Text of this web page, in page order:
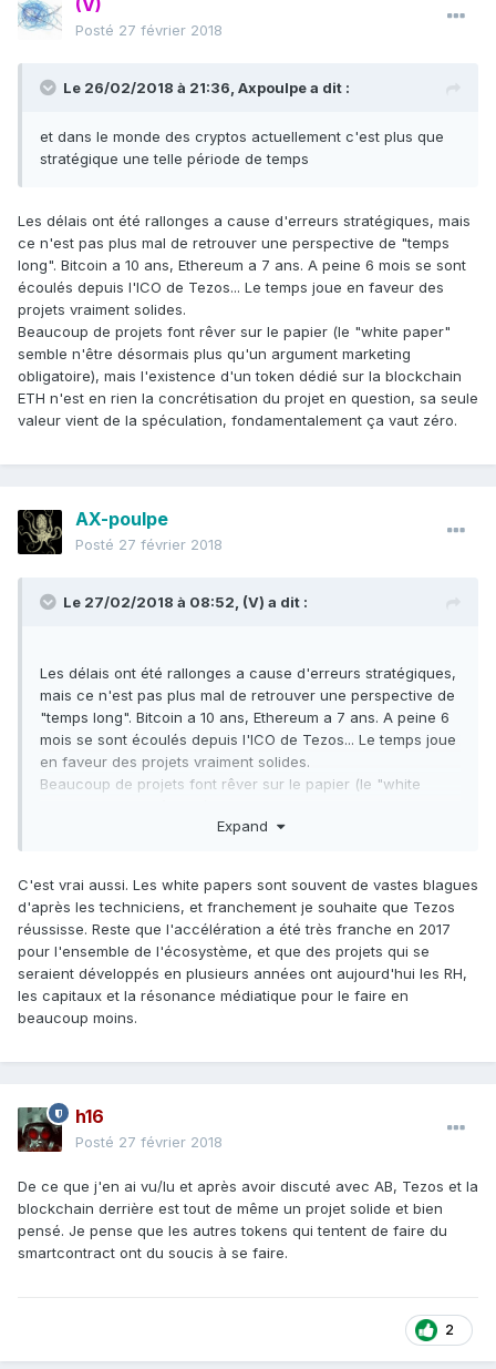
(V)
Posté 27 février 2018
Le 26/02/2018 à 21:36, Axpoulpea dit :
et dans le monde des cryptos actuellement c'est plus que
stratégique une telle période de temps
Les délais ont été rallonges a cause d'erreurs stratégiques, mais
ce n'est pas plus mal de retrouver une perspective de "temps
long". Bitcoin a 10 ans, Ethereum a 7 ans. A peine 6 mois se sont
écoulés depuis l'ICO de Tezos... Le temps joue en faveur des
projets vraiment solides.
Beaucoup de projets font rêver sur le papier (le "white paper"
semble n'être désormais plus qu'un argument marketing
obligatoire), mais l'existence d'un token dédié sur la blockchain
ETH n'est en rien la concrétisation du projet en question, sa seule
valeur vient de la spéculation, fondamentalement ça vaut zéro.
AX-poulpe
Posté 27 février 2018
Le 27/02/2018 à 08:52, (V) a dit :
Les délais ont été rallonges a cause d'erreurs stratégiques,
mais ce n'est pas plus mal de retrouver une perspective de
"temps long". Bitcoin a 10 ans, Ethereum a 7 ans. A peine 6
mois se sont écoulés depuis l'ICO de Tezos... Le temps joue
en faveur des projets vraiment solides.
Beaucoup de projets font rêver sur le papier (le "white
marketing obligatoire), mais l'existence d'un token dédié sur
spéculation, fondamentalement ça vaut zéro.
Expand
C'est vrai aussi. Les white papers sont souvent de vastes blagues
d'après les techniciens, et franchement je souhaite que Tezos
réussisse. Reste que l'accélération a été très franche en 2017
pour l'ensemble de l'écosystème, et que des projets qui se
seraient développés en plusieurs années ont aujourd'hui les RH,
les capitaux et la résonance médiatique pour le faire en
beaucoup moins.
h16
Posté 27 février 2018
De ce que j'en ai vu/lu et après avoir discuté avec AB, Tezos et la
blockchain derrière est tout de même un projet solide et bien
pensé. Je pense que les autres tokens qui tentent de faire du
smartcontract ont du soucis à se faire.
2